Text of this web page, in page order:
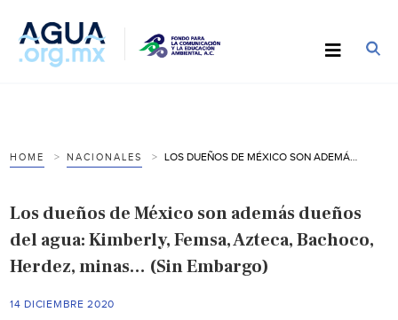
HOME NACIONALES
Los dueños de México son además dueños
del agua: Kimberly, Femsa, Azteca, Bachoco,
Herdez, minas… (Sin Embargo)
14 DICIEMBRE 2020